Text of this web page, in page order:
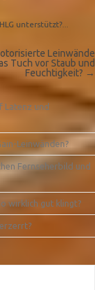
unterstützt?...
Leinwände
Tuch vor Staub und
Feuchtigkeit? →
Latenz und
Leinwänden?
Fernseherbild und
wirklich gut klingt?